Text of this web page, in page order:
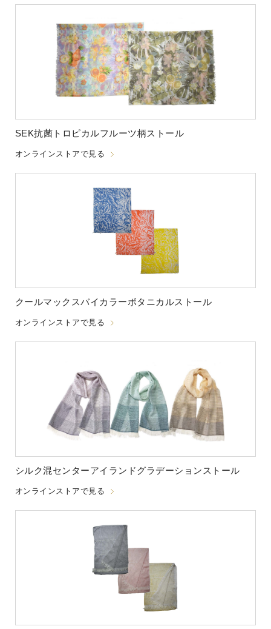
SEK抗菌トロピカルフルーツ柄ストール
オンラインストアで見る
クールマックスバイカラーボタニカルストール
オンラインストアで見る
シルク混センターアイランドグラデーションストール
オンラインストアで見る